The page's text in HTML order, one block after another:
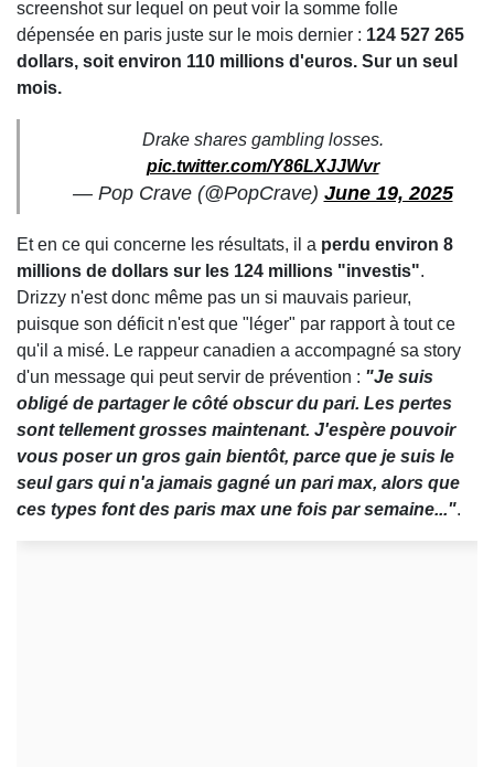
screenshot sur lequel on peut voir la somme folle
dépensée en paris juste sur le mois dernier : 124 527 265
dollars, soit environ 110 millions d'euros. Sur un seul
mois.
Drake shares gambling losses.
pic.twitter.com/Y86LXJJWvr
— Pop Crave (@PopCrave) June 19, 2025
Et en ce qui concerne les résultats, il a perdu environ 8
millions de dollars sur les 124 millions "investis".
Drizzy n'est donc même pas un si mauvais parieur,
puisque son déficit n'est que "léger" par rapport à tout ce
qu'il a misé. Le rappeur canadien a accompagné sa story
d'un message qui peut servir de prévention : "Je suis
obligé de partager le côté obscur du pari. Les pertes
sont tellement grosses maintenant. J'espère pouvoir
vous poser un gros gain bientôt, parce que je suis le
seul gars qui n'a jamais gagné un pari max, alors que
ces types font des paris max une fois par semaine...".